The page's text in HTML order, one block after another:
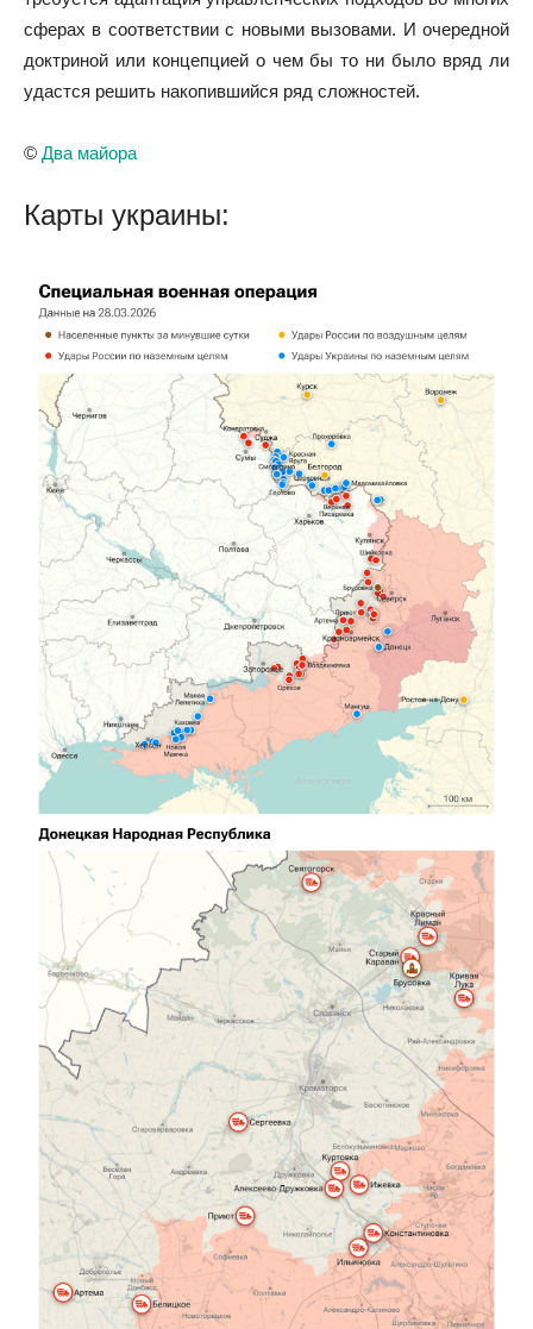
сферах в соответствии с новыми вызовами. И очередной
доктриной или концепцией о чем бы то ни было вряд ли
удастся решить накопившийся ряд сложностей.
© Два майора
Карты украины: